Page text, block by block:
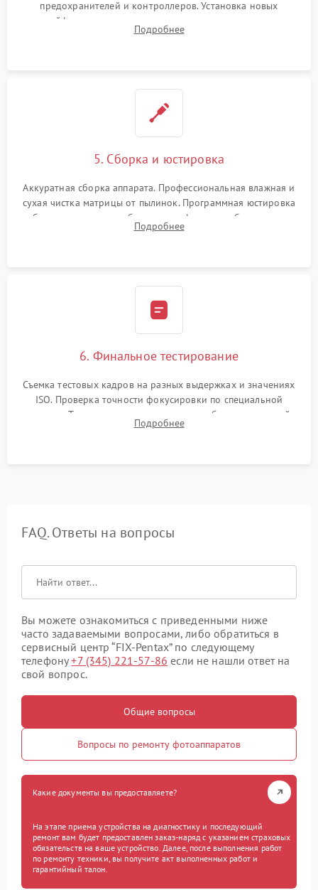
предохранителей и контроллеров. Установка новых
шлейфов, дисплея, механизма затвора или двигателя
автофокуса. Восстановление геометрии тубуса объектива
Подробнее
5. Сборка и юстировка
Аккуратная сборка аппарата. Профессиональная влажная и
сухая чистка матрицы от пылинок. Программная юстировка
рабочего отрезка, калибровка автофокуса, стабилизатора и
экспозамера с помощью сервисного ПО.
Подробнее
6. Финальное тестирование
Съемка тестовых кадров на разных выдержках и значениях
ISO. Проверка точности фокусировки по специальной
мишени. Тест записи на карту памяти, работы встроенной
вспышки, микрофона и всех кнопок управления.
Подробнее
FAQ. Ответы на вопросы
Вы можете ознакомиться с приведенными ниже
часто задаваемыми вопросами, либо обратиться в
сервисный центр “FIX-Pentax” по следующему
телефону+7 (345) 221-57-86 если не нашли ответ на
свой вопрос.
Общие вопросы
Вопросы по ремонту фотоаппаратов
Какие документы вы предоставляете?
На этапе приема устройства на диагностику и последующий
ремонт вам будет предоставлен заказ-наряд с указанием страховых
обязательств на ваше устройство. Далее, после выполнения работ
по ремонту техники, вы получите акт выполненных работ и
гарантийный талон.